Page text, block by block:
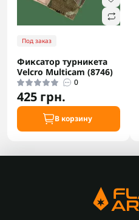
Под заказ
Фиксатор турникета
Velcro Multicam (8746)
0
425 грн.
В корзину